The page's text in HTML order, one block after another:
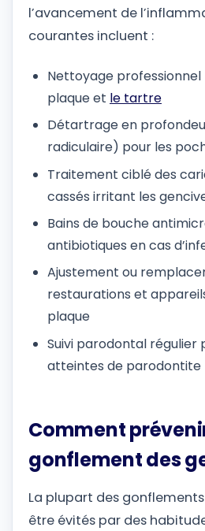
l’avancement de
courantes incluent :
Nettoyage
plaque et le tartre
Détartrage en
radiculaire) pour les
Traitement ciblé des
cassés irritant les
Bains de bouche
antibiotiques en cas
Ajustement ou
restaurations et
plaque
Suivi parodontal régulier
atteintes de parodontite
Comment
gonflement des
La plupart des
être évités par des